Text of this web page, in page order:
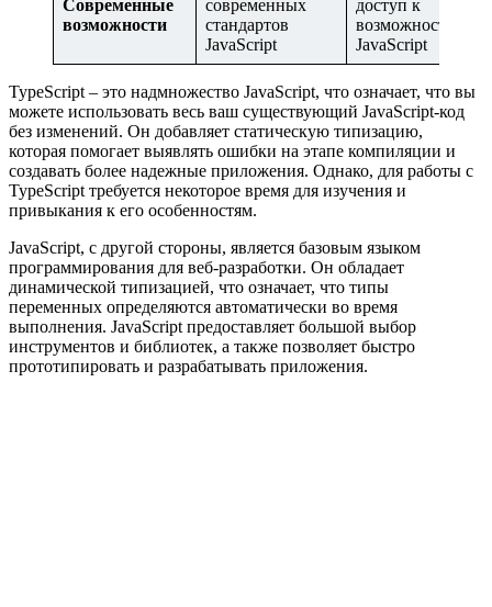
Современные
возможности
современных
стандартов
JavaScript
доступ к
возможностям
JavaScript
TypeScript – это надмножество JavaScript, что означает, что вы
можете использовать весь ваш существующий JavaScript-код
без изменений. Он добавляет статическую типизацию,
которая помогает выявлять ошибки на этапе компиляции и
создавать более надежные приложения. Однако, для работы с
TypeScript требуется некоторое время для изучения и
привыкания к его особенностям.
JavaScript, с другой стороны, является базовым языком
программирования для веб-разработки. Он обладает
динамической типизацией, что означает, что типы
переменных определяются автоматически во время
выполнения. JavaScript предоставляет большой выбор
инструментов и библиотек, а также позволяет быстро
прототипировать и разрабатывать приложения.